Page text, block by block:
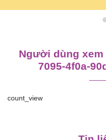
Người dùng xem
7095-4f0a-
count_view